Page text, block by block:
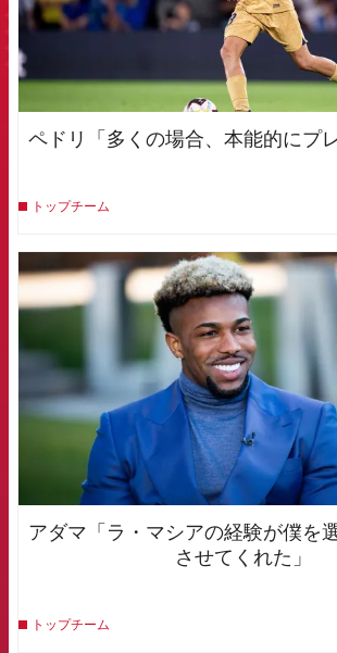
ペドリ「多くの場合、本能的にプ
トップチーム
FCB
アダマ「ラ・マシアの経験が僕を
させてくれた」
トップチーム